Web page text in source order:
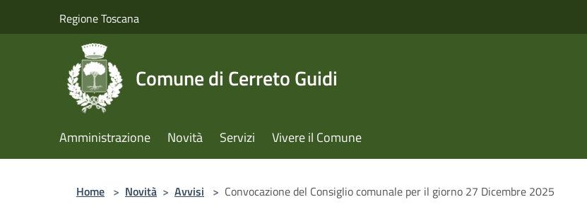
Regione Toscana
Comune di Cerreto Guidi
Amministrazione Novità Servizi Vivere il Comune
Home > Novità > Avvisi > Convocazione del Consiglio comunale per il giorno 27 Dicembre 2025